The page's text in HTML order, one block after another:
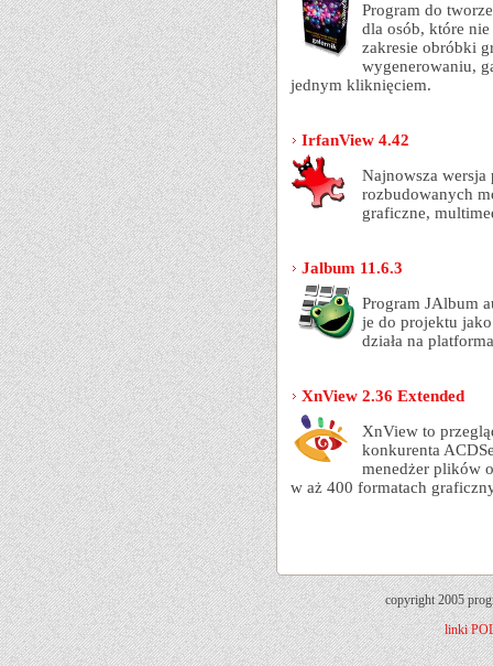
Program do
dla osób, które
zakresie obróbki
wygenerowaniu,
jednym kliknięciem.
IrfanView 4.42
Najnowsza
rozbudowanych
graficzne,
Jalbum 11.6.3
Program JAlbum
je do projektu
działa na
XnView 2.36 Extended
XnView to
konkurenta
menedżer plików
w aż 400 formatach
copyright 2005
linki